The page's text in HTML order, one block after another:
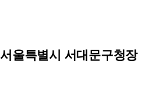
서울특별시 서대문구청장